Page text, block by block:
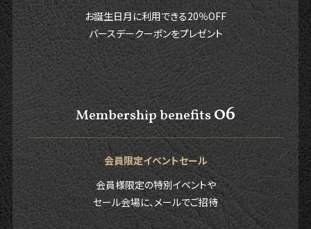
お誕生日月に利用できる20％OFF
バースデークーポンをプレゼント
Membership benefits06
会員限定イベントセール
会員様限定の特別イベントや
セール会場に、メールでご招待